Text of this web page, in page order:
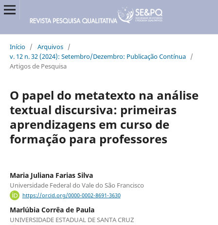
Início / Arquivos /
v. 12 n. 32 (2024): Setembro/Dezembro: Publicação Contínua /
Artigos de Pesquisa
O papel do metatexto na análise
textual discursiva: primeiras
aprendizagens em curso de
formação para professores
Maria Juliana Farias Silva
Universidade Federal do Vale do São Francisco
https://orcid.org/0000-0002-8691-3630
Marlúbia Corrêa de Paula
UNIVERSIDADE ESTADUAL DE SANTA CRUZ